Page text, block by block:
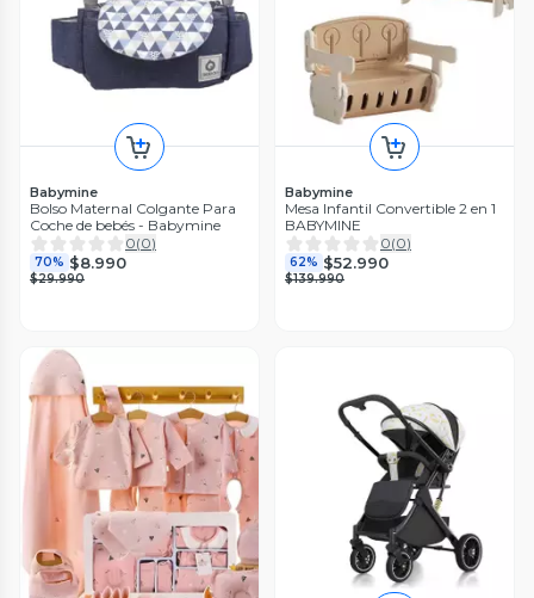
Babymine
Bolso Maternal Colgante Para
Coche de bebés - Babymine
0(0)
70% $8.990
$29.990
Babymine
Mesa Infantil Convertible 2 en 1
BABYMINE
0(0)
62% $52.990
$139.990